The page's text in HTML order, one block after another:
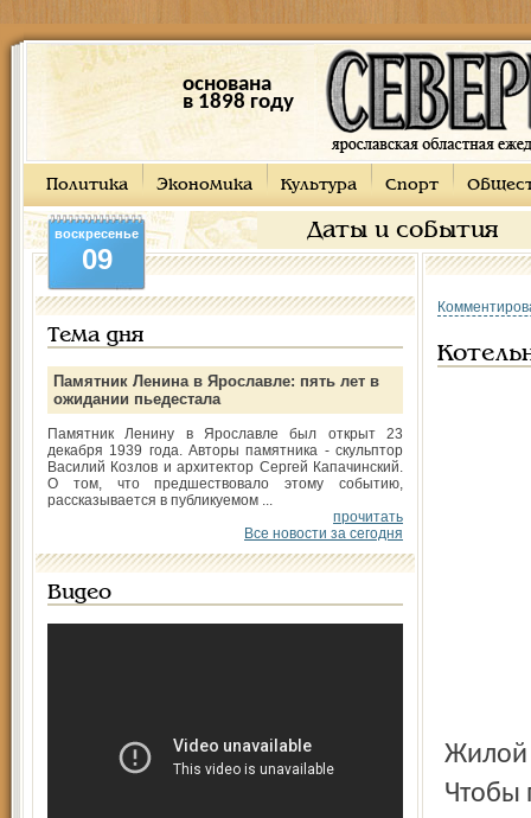
основана
в 1898 году
Политика Экономика Культура Спорт
Даты и события
воскресенье
09
Тема дня
Памятник Ленина в Ярославле: пять лет в
ожидании пьедестала
Памятник Ленину в Ярославле был открыт 23
декабря 1939 года. Авторы памятника - скульптор
Василий Козлов и архитектор Сергей Капачинский.
О том, что предшествовало этому событию,
рассказывается в публикуемом ...
прочитать
Все новости за сегодня
Видео
Жилой
Чтобы